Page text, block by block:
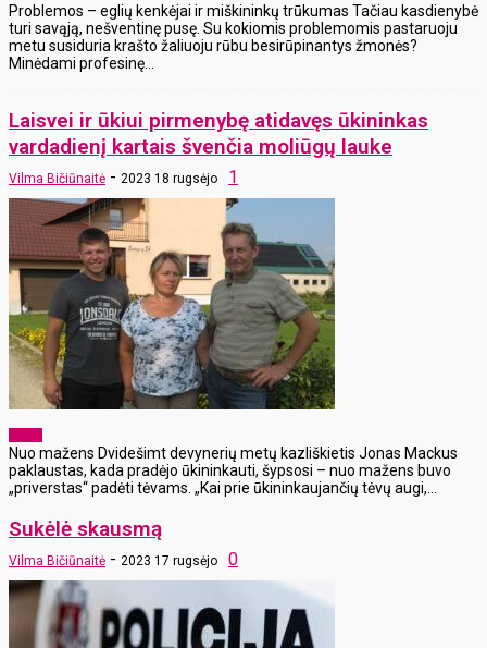
Problemos – eglių kenkėjai ir miškininkų trūkumas Tačiau kasdienybė
turi savąją, nešventinę pusę. Su kokiomis problemomis pastaruoju
metu susiduria krašto žaliuoju rūbu besirūpinantys žmonės?
Minėdami profesinę...
Laisvei ir ūkiui pirmenybę atidavęs ūkininkas
vardadienį kartais švenčia moliūgų lauke
Vilma Bičiūnaitė - 2023 18 rugsėjo 1
Nuo mažens Dvidešimt devynerių metų kazliškietis Jonas Mackus
paklaustas, kada pradėjo ūkininkauti, šypsosi – nuo mažens buvo
„priverstas“ padėti tėvams. „Kai prie ūkininkaujančių tėvų augi,...
Sukėlė skausmą
Vilma Bičiūnaitė - 2023 17 rugsėjo 0